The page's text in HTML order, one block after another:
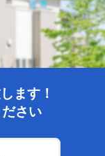
ます！
さい